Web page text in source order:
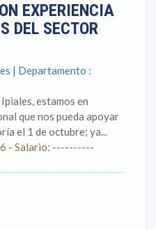
EXPERIENCIA
DEL SECTOR
| Departamento :
estamos en
que nos pueda apoyar
el 1 de octubre; ya...
- Salario: ----------